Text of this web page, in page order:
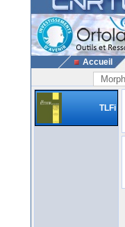
Accueil
TLFi